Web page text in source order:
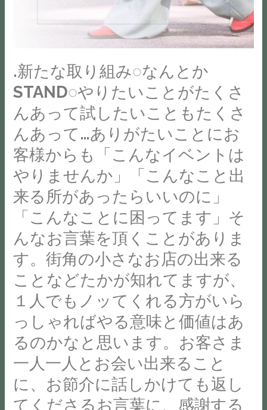
.新たな取り組み︎︎◌なんとか
STAND︎︎◌やりたいことがたくさ
んあって試したいこともたくさ
んあって…ありがたいことにお
客様からも「こんなイベントは
やりませんか」「こんなこと出
来る所があったらいいのに」
「こんなことに困ってます」そ
んなお言葉を頂くことがありま
す。街角の小さなお店の出来る
ことなどたかが知れてますが、
１人でもノッてくれる方がいら
っしゃればやる意味と価値はあ
るのかなと思います。お客さま
一人一人とお会い出来ること
に、お節介に話しかけても返し
てくださるお言葉に、感謝する
STAND︎︎◌
た
い
こ
と
が
た
く
さ
ん
っ
て
試
し
た
こ
と
も
た
く